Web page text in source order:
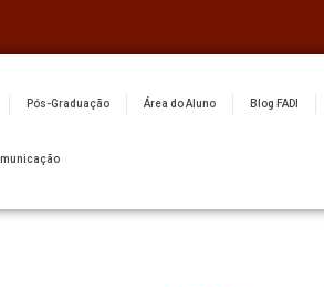
Pós-Graduação Área do Aluno Blog FADI